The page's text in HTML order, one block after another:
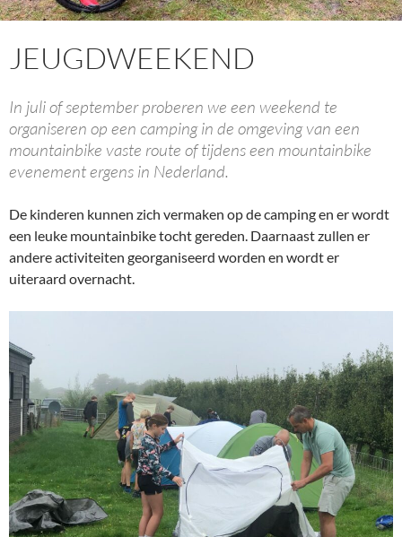
JEUGDWEEKEND
In juli of september proberen we een weekend te
organiseren op een camping in de omgeving van een
mountainbike vaste route of tijdens een mountainbike
evenement ergens in Nederland.
De kinderen kunnen zich vermaken op de camping en er wordt
een leuke mountainbike tocht gereden. Daarnaast zullen er
andere activiteiten georganiseerd worden en wordt er
uiteraard overnacht.